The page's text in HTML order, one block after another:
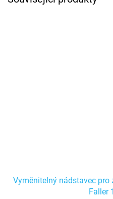
Vyměnitelný nádstavec
Faller